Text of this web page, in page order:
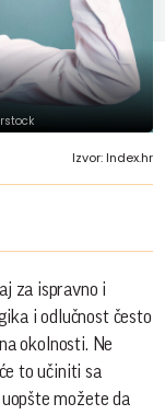
Izvor: Index.hr
za ispravno i
i odlučnost često
okolnosti. Ne
to učiniti sa
možete da